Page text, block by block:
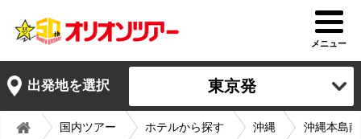
メニュー
出発地を選択 東京発
国内ツアー ホテルから探す 沖縄 沖縄本島